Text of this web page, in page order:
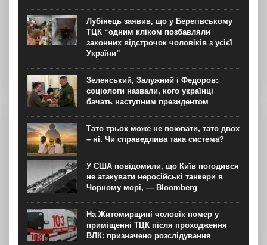
Лубінець заявив, що у Берегівському
ТЦК “одним кліком позбавляли
законних відстрочок чоловіків з усієї
України”
Зеленський, Залужний і Федоров:
соціологи назвали, кого українці
бачать наступним президентом
Тато трьох може не воювати, тато двох
– ні. Чи справедлива така система?
У США повідомили, що Київ погодився
не атакувати неросійські танкери в
Чорному морі, — Bloomberg
На Житомирщині чоловік помер у
приміщенні ТЦК після проходження
ВЛК: призначено розслідування